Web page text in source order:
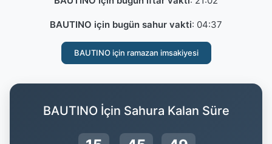
BAUTINO için bugün sahur vakti: 04:37
BAUTINO için ramazan imsakiyesi
BAUTINO İçin Sahura Kalan Süre